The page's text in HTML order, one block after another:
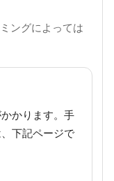
ングによっては
かります。手
下記ページで